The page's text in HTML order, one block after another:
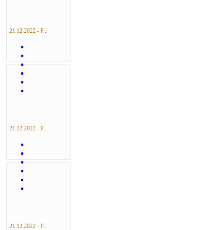
21.12.2022 - Р...
21.12.2022 - Р...
21.12.2022 - Р...